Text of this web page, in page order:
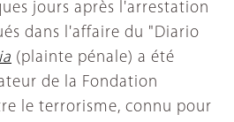
jours après l'arrestation
dans l'affaire du "Diario
(plainte pénale) a été
de la Fondation
le terrorisme, connu pour